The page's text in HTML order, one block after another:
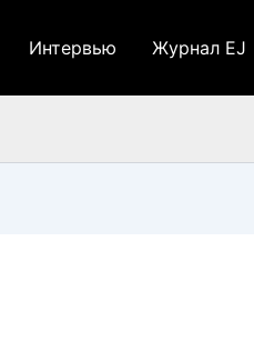
Интервью Журнал EJ